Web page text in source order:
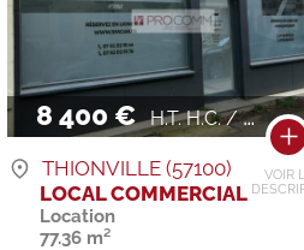
8 400 € H.T. H.C. / AN
VOIR
THIONVILLE (57100)
LOCAL COMMERCIAL
Location
77.36 m²